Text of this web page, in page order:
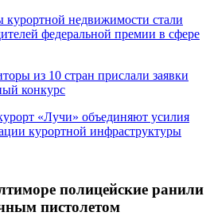
курортной недвижимости стали
федеральной премии в сфере
из 10 стран прислали заявки
конкурс
«Лучи» объединяют усилия
курортной инфраструктуры
полицейские ранили
пистолетом